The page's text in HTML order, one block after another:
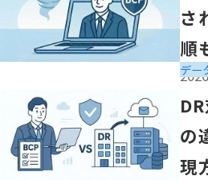
さ
順
デー
「DR対策とは？BCPとの違いや
の
現